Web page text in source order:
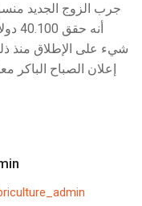
جرب الزوج الجديد
شيء على الإطلاق منذ
إعلان الصباح الباكر